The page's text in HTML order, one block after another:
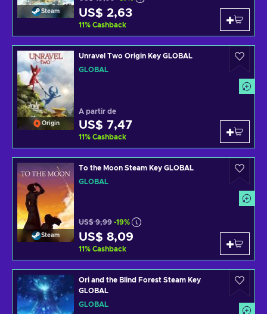
Steam US$ 2,63
11% Cashback
Origin
Unravel Two Origin Key GLOBAL
GLOBAL
A partir de
US$ 7,47
11% Cashback
Steam
To the Moon Steam Key GLOBAL
GLOBAL
US$ 9,99 -19%
US$ 8,09
11% Cashback
Ori and the Blind Forest Steam Key
GLOBAL
GLOBAL